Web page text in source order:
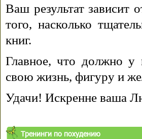
Ваш результат зависит
того, насколько
книг.
Главное, что должно у
свою жизнь, фигуру и
Удачи! Искренне ваша
Тренинги по похудению